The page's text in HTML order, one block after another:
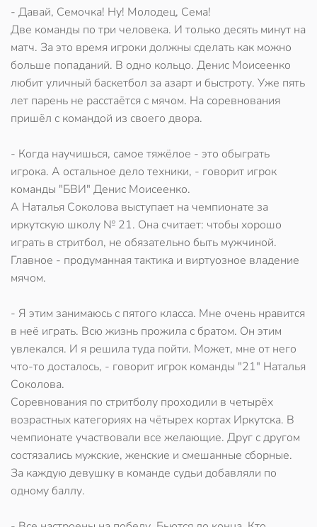
- Давай, Семочка! Ну! Молодец, Сема!
Две команды по три человека. И только десять минут на
матч. За это время игроки должны сделать как можно
больше попаданий. В одно кольцо. Денис Моисеенко
любит уличный баскетбол за азарт и быстроту. Уже пять
лет парень не расстаётся с мячом. На соревнования
пришёл с командой из своего двора.
- Когда научишься, самое тяжёлое - это обыграть
игрока. А остальное дело техники, - говорит игрок
команды "БВИ" Денис Моисеенко.
А Наталья Соколова выступает на чемпионате за
иркутскую школу № 21. Она считает: чтобы хорошо
играть в стритбол, не обязательно быть мужчиной.
Главное - продуманная тактика и виртуозное владение
мячом.
- Я этим занимаюсь с пятого класса. Мне очень нравится
в неё играть. Всю жизнь прожила с братом. Он этим
увлекался. И я решила туда пойти. Может, мне от него
что-то досталось, - говорит игрок команды "21" Наталья
Соколова.
Соревнования по стритболу проходили в четырёх
возрастных категориях на чётырех кортах Иркутска. В
чемпионате участвовали все желающие. Друг с другом
состязались мужские, женские и смешанные сборные.
За каждую девушку в команде судьи добавляли по
одному баллу.